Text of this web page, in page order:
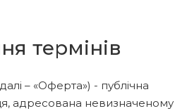
термінів
– «Оферта») - публічна
адресована невизначеному